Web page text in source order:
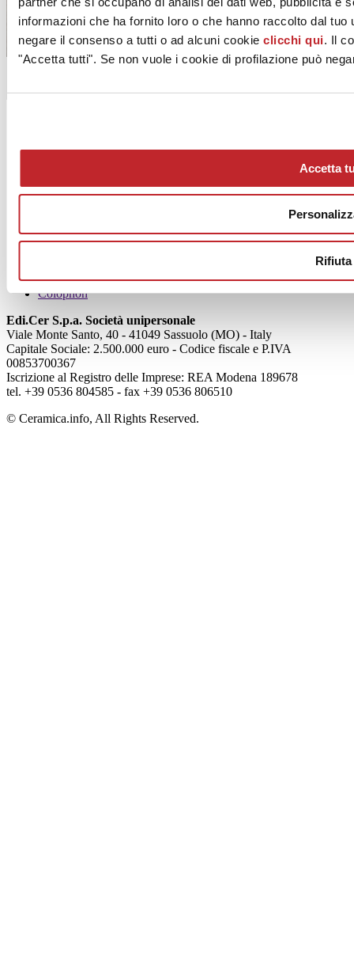
informazioni che ha fornito loro o che hanno raccolto dal
negare il consenso a tutti o ad alcuni cookie clicchi qui. Il
"Accetta tutti". Se non vuole i cookie di profilazione può
Accetta
Rifiuta
Mog 231/01
Credits
Colophon
Edi.Cer S.p.a. Società unipersonale
Viale Monte Santo, 40 - 41049 Sassuolo (MO) - Italy
Capitale Sociale: 2.500.000 euro - Codice fiscale e P.IVA
00853700367
Iscrizione al Registro delle Imprese: REA Modena 189678
tel. +39 0536 804585 - fax +39 0536 806510
© Ceramica.info, All Rights Reserved.